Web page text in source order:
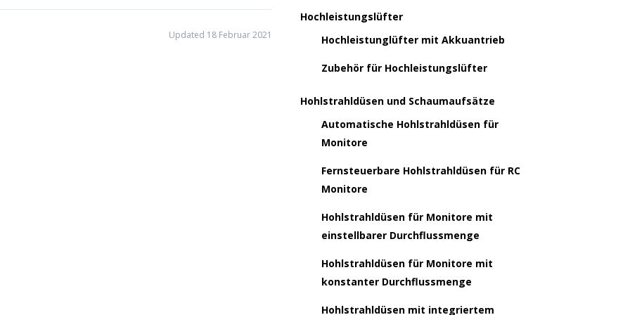
Updated 18 Februar 2021
Hochleistungslüfter
Hochleistunglüfter mit Akkuantrieb
Zubehör für Hochleistungslüfter
Hohlstrahldüsen und Schaumaufsätze
Automatische Hohlstrahldüsen für
Monitore
Fernsteuerbare Hohlstrahldüsen für RC
Monitore
Hohlstrahldüsen für Monitore mit
einstellbarer Durchflussmenge
Hohlstrahldüsen für Monitore mit
konstanter Durchflussmenge
Hohlstrahldüsen mit integriertem